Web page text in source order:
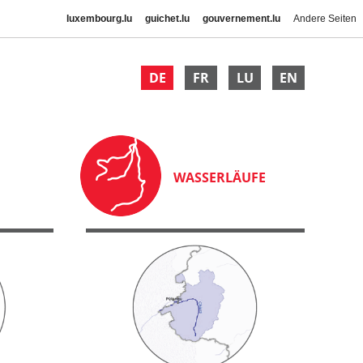
luxembourg.lu guichet.lu gouvernement.lu Andere Seiten
DE FR LU EN
WASSERLÄUFE